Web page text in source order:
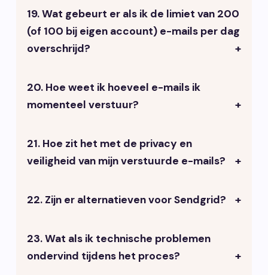
verwerkt.
Ja, dat is mogelijk. Neem contact op
met VrijdagOnline om de mogelijkheden
te bespreken.
19. Wat gebeurt er als ik de limiet van 200
(of 100 bij eigen account) e-mails per dag
overschrijd?
Bij de centrale VrijdagOnline oplossing
kun je tegen extra kosten meer mails
moet je overstappen op een betaald
pakket. Dit is vanaf € 19,95 per maand.
20. Hoe weet ik hoeveel e-mails ik
momenteel verstuur?
In Umbraco kan je de ingevulde
formulieren inzien. Ieder formulier
21. Hoe zit het met de privacy en
veiligheid van mijn verstuurde e-mails?
Sendgrid voldoet aan de Europese
authenticatietechnologie zorgt voor
een veiligere verzending.
22. Zijn er alternatieven voor Sendgrid?
Ja, er zijn andere e-
mailbezorgdiensten, maar VrijdagOnline
23. Wat als ik technische problemen
ondervind tijdens het proces?